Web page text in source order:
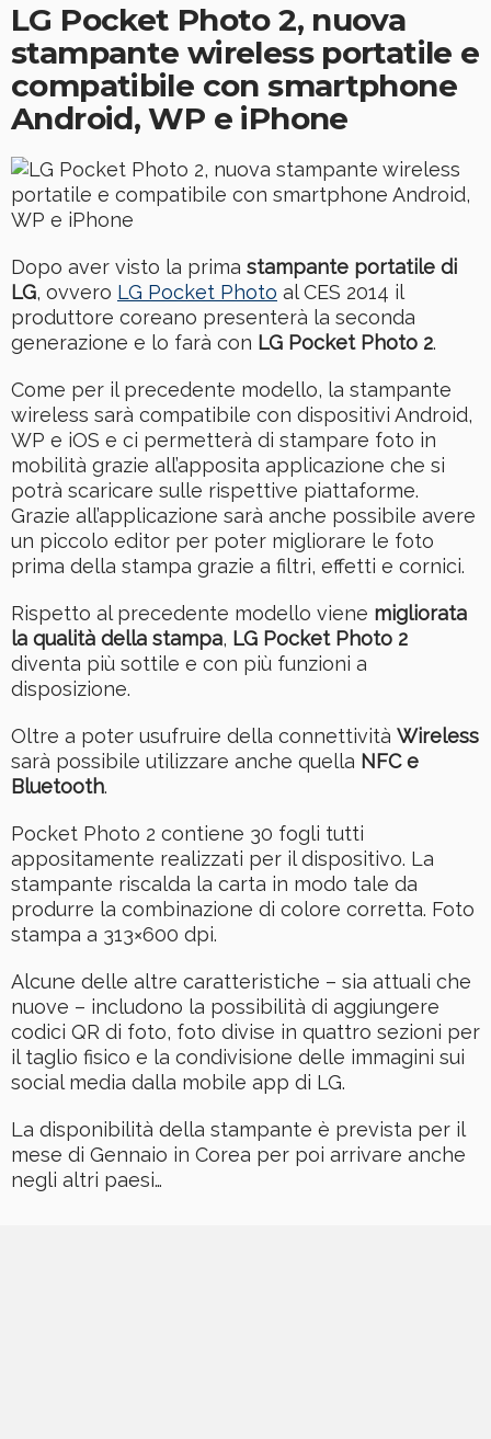
LG Pocket Photo 2, nuova
stampante wireless portatile e
compatibile con smartphone
Android, WP e iPhone
Dopo aver visto la prima stampante portatile di
LG, ovvero LG Pocket Photo al CES 2014 il
produttore coreano presenterà la seconda
generazione e lo farà con LG Pocket Photo 2.
Come per il precedente modello, la stampante
wireless sarà compatibile con dispositivi Android,
WP e iOS e ci permetterà di stampare foto in
mobilità grazie all’apposita applicazione che si
potrà scaricare sulle rispettive piattaforme.
Grazie all’applicazione sarà anche possibile avere
un piccolo editor per poter migliorare le foto
prima della stampa grazie a filtri, effetti e cornici.
Rispetto al precedente modello viene migliorata
la qualità della stampa, LG Pocket Photo 2
diventa più sottile e con più funzioni a
disposizione.
Oltre a poter usufruire della connettività Wireless
sarà possibile utilizzare anche quella NFC e
Bluetooth.
Pocket Photo 2 contiene 30 fogli tutti
appositamente realizzati per il dispositivo. La
stampante riscalda la carta in modo tale da
produrre la combinazione di colore corretta. Foto
stampa a 313×600 dpi.
Alcune delle altre caratteristiche – sia attuali che
nuove – includono la possibilità di aggiungere
codici QR di foto, foto divise in quattro sezioni per
il taglio fisico e la condivisione delle immagini sui
social media dalla mobile app di LG.
La disponibilità della stampante è prevista per il
mese di Gennaio in Corea per poi arrivare anche
negli altri paesi…